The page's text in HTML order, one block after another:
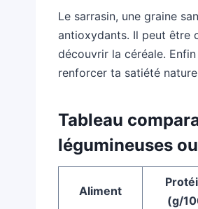
Le sarrasin, une graine
antioxydants. Il peut être
découvrir la céréale.
renforcer ta satiété
Tableau
légumineuses
Aliment
(g/